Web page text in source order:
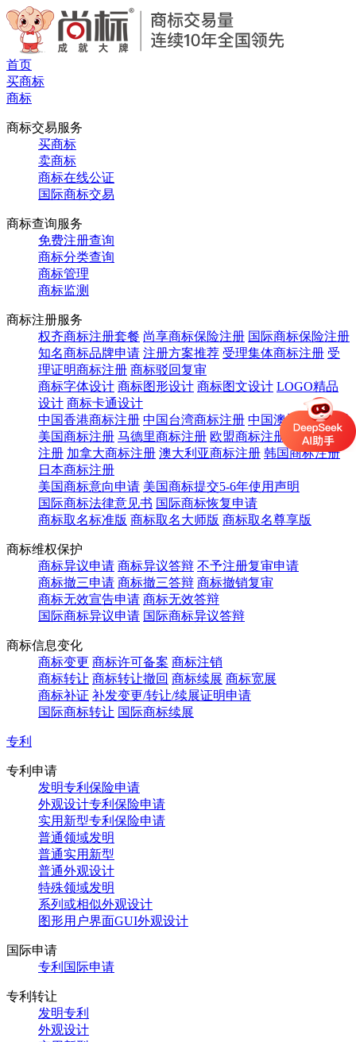
首页
买商标
商标
商标交易服务
买商标
卖商标
商标在线公证
国际商标交易
商标查询服务
免费注册查询
商标分类查询
商标管理
商标监测
商标注册服务
权齐商标注册套餐 尚享商标保险注册 国际商标保险注册
知名商标品牌申请 注册方案推荐 受理集体商标注册 受
理证明商标注册 商标驳回复审
商标字体设计 商标图形设计 商标图文设计 LOGO精品
设计 商标卡通设计
中国香港商标注册 中国台湾商标注册 中国澳门商标注册
美国商标注册 马德里商标注册 欧盟商标注册
英国商标
注册 加拿大商标注册 澳大利亚商标注册 韩国商标注册
日本商标注册
美国商标意向申请 美国商标提交5-6年使用声明
国际商标法律意见书 国际商标恢复申请
商标取名标准版 商标取名大师版 商标取名尊享版
商标维权保护
商标异议申请 商标异议答辩 不予注册复审申请
商标撤三申请 商标撤三答辩 商标撤销复审
商标无效宣告申请 商标无效答辩
国际商标异议申请 国际商标异议答辩
商标信息变化
商标变更 商标许可备案 商标注销
商标转让 商标转让撤回 商标续展 商标宽展
商标补证 补发变更/转让/续展证明申请
国际商标转让 国际商标续展
专利
专利申请
发明专利保险申请
外观设计专利保险申请
实用新型专利保险申请
普通领域发明
普通实用新型
普通外观设计
特殊领域发明
系列或相似外观设计
图形用户界面GUI外观设计
国际申请
专利国际申请
专利转让
发明专利
外观设计